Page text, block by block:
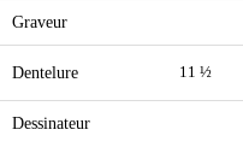
Graveur
Dentelure 11 ½
Dessinateur